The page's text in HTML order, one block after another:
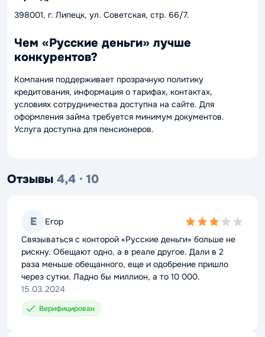
398001, г. Липецк, ул. Советская, стр. 66/7.
Чем «Русские деньги» лучше
конкурентов?
Компания поддерживает прозрачную политику
кредитования, информация о тарифах, контактах,
условиях сотрудничества доступна на сайте. Для
оформления займа требуется минимум документов.
Услуга доступна для пенсионеров.
Отзывы 4,4 · 10
Е Егор
3,0
rating
Связываться с конторой «Русские деньги» больше не
рискну. Обещают одно, а в реале другое. Дали в 2
раза меньше обещанного, еще и одобрение пришло
через сутки. Ладно бы миллион, а то 10 000.
15.03.2024
Верифицирован